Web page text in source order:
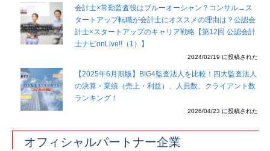
会計士×常勤監査役はブルーオーシャン？コンサル→ス
タートアップ転職が会計士にオススメの理由は？公認会
計士×スタートアップのキャリア戦略【第12回 公認会計
士ナビonLive!!（1）】
2024/02/19 に投稿された
【2025年6月期版】BIG4監査法人を比較！四大監査法人
の決算・業績（売上・利益）、人員数、クライアント数
ランキング！
2026/04/23 に投稿された
オフィシャルパートナー企業